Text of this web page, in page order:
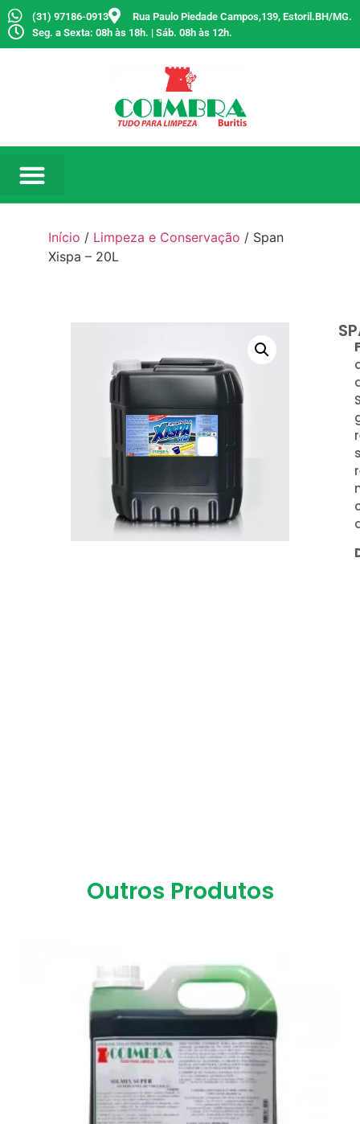
(31) 97186-0913
Rua Paulo Piedade Campos,139, Estoril.BH/MG.
Seg. a Sexta: 08h às 18h. | Sáb. 08h às 12h.
Início / Limpeza e Conservação / Span
Xispa – 20L
Outros Produtos